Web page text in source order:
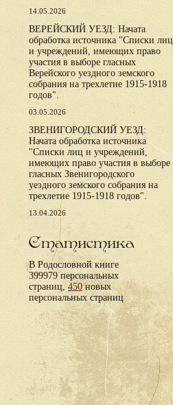
14.05.2026
ВЕРЕЙСКИЙ УЕЗД: Начата
обработка источника "Списки лиц
и учреждений, имеющих право
участия в выборе гласных
Верейского уездного земского
собрания на трехлетие 1915-1918
годов".
03.05.2026
ЗВЕНИГОРОДСКИЙ УЕЗД:
Начата обработка источника
"Списки лиц и учреждений,
имеющих право участия в выборе
гласных Звенигородского
уездного земского собрания на
трехлетие 1915-1918 годов".
13.04.2026
Статистика
В Родословной книге
399979 персональных
страниц,450новых
персональных страниц